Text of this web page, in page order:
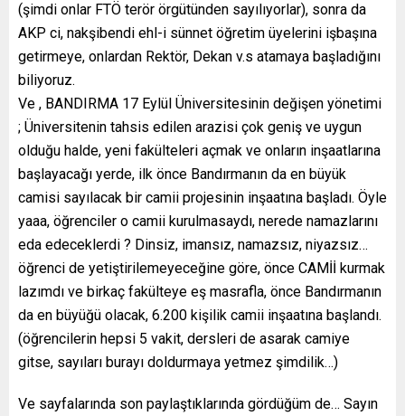
(şimdi onlar FTÖ terör örgütünden sayılıyorlar), sonra da
AKP ci, nakşibendi ehl-i sünnet öğretim üyelerini işbaşına
getirmeye, onlardan Rektör, Dekan v.s atamaya başladığını
biliyoruz.
Ve , BANDIRMA 17 Eylül Üniversitesinin değişen yönetimi
; Üniversitenin tahsis edilen arazisi çok geniş ve uygun
olduğu halde, yeni fakülteleri açmak ve onların inşaatlarına
başlayacağı yerde, ilk önce Bandırmanın da en büyük
camisi sayılacak bir camii projesinin inşaatına başladı. Öyle
yaaa, öğrenciler o camii kurulmasaydı, nerede namazlarını
eda edeceklerdi ? Dinsiz, imansız, namazsız, niyazsız…
öğrenci de yetiştirilemeyeceğine göre, önce CAMİİ kurmak
lazımdı ve birkaç fakülteye eş masrafla, önce Bandırmanın
da en büyüğü olacak, 6.200 kişilik camii inşaatına başlandı.
(öğrencilerin hepsi 5 vakit, dersleri de asarak camiye
gitse, sayıları burayı doldurmaya yetmez şimdilik…)
Ve sayfalarında son paylaştıklarında gördüğüm de… Sayın